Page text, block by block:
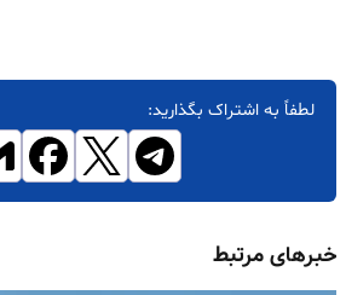
لطفاً به اشتراک بگذارید:
خبرهای مرتبط